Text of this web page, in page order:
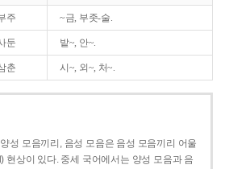
주 ~금, 부좃-술.
둔 밭~, 안~.
춘 시~, 외~, 처~.
성 모음끼리, 음성 모음은 음성 모음끼리 어울
현상이 있다. 중세 국어에서는 양성 모음과 음